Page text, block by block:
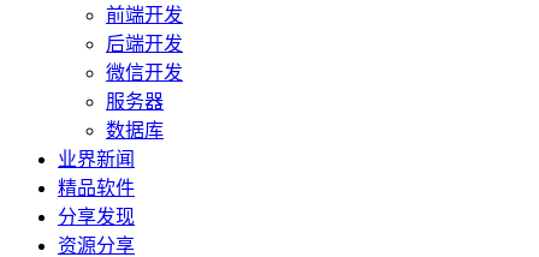
前端开发
后端开发
微信开发
服务器
数据库
业界新闻
精品软件
分享发现
资源分享